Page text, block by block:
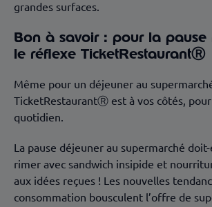
grandes surfaces.
Bon à savoir : pour la pause
le réflexe TicketRestaurantⓇ
Même pour un déjeuner au
TicketRestaurantⓇ est à vos côtés,
quotidien.
La pause déjeuner au supermarché
rimer avec sandwich insipide et
aux idées reçues ! Les nouvelles
consommation bousculent l’offre de